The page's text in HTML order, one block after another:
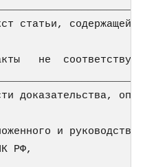
статьи, содержащей
не
доказательства,
и
РФ,